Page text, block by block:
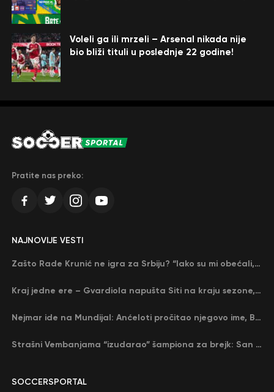
Voleli ga ili mrzeli – Arsenal nikada nije
bio bliži tituli u poslednje 22 godine!
Pratite nas preko:
SOCCERSPORTAL
NAJNOVIJE VESTI
Zašto Rade Krunić ne igra za Srbiju? “Iako su mi obećali, niko me nije zvao…”
Kraj jedne ere – Gvardiola napušta Siti na kraju sezone, menja ga njegov nekadašnji rival
Nejmar ide na Mundijal: Anćeloti pročitao njegovo ime, Brazil u delirijumu (VIDEO)
Strašni Vembanjama “izudarao” šampiona za brejk: San Antonio poveo protiv Oklahome